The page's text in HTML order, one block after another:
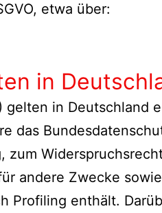
etwa über:
in
in Deutschland
das
andere Zwecke
Profiling enthält.